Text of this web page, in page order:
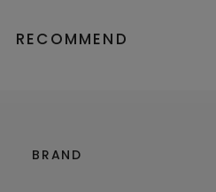
RECOMMEND
BRAND